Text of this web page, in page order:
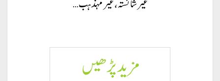
غیرشائستہ، غیر مہذہب…
مزید پڑھيں